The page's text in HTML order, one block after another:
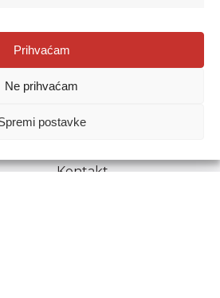
Prihvaćam
Ne prihvaćam
postavke
Zagreb
je uz navođenje izvora.
Kontakt